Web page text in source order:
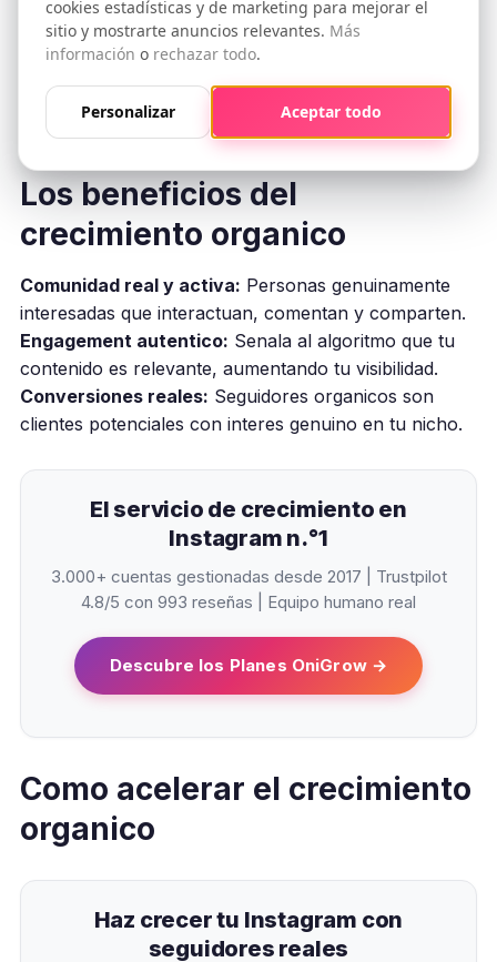
4. Cero retorno de inversion
Los seguidores comprados nunca compraran tus
productos ni reservaran tus servicios. Cada dolar
gastado en seguidores falsos es un dolar
desperdiciado.
Los beneficios del
crecimiento organico
Comunidad real y activa: Personas genuinamente
interesadas que interactuan, comentan y comparten.
Engagement autentico: Senala al algoritmo que tu
contenido es relevante, aumentando tu visibilidad.
Conversiones reales: Seguidores organicos son
clientes potenciales con interes genuino en tu nicho.
El servicio de crecimiento en
Instagram n.°1
3.000+ cuentas gestionadas desde 2017 | Trustpilot
4.8/5 con 993 reseñas | Equipo humano real
Descubre los Planes OniGrow →
Como acelerar el crecimiento
organico
Haz crecer tu Instagram con
seguidores reales
cookies estadísticas y de marketing para mejorar el
sitio y mostrarte anuncios relevantes. Más
información o rechazar todo.
Personalizar Aceptar todo